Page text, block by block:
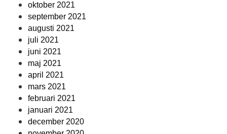
oktober 2021
september 2021
augusti 2021
juli 2021
juni 2021
maj 2021
april 2021
mars 2021
februari 2021
januari 2021
december 2020